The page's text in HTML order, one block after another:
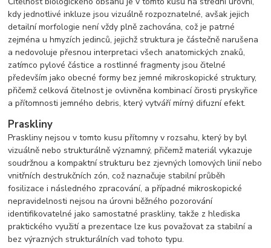
kdy jednotlivé inkluze jsou vizuálně rozpoznatelné, avšak jejich
detailní morfologie není vždy plně zachována, což je patrné
zejména u hmyzích jedinců, jejichž struktura je částečně narušena
a nedovoluje přesnou interpretaci všech anatomických znaků,
zatímco pylové částice a rostlinné fragmenty jsou čitelné
především jako obecné formy bez jemné mikroskopické struktury,
přičemž celková čitelnost je ovlivněna kombinací čirosti pryskyřice
a přítomnosti jemného debris, který vytváří mírný difuzní efekt.
Praskliny
Praskliny nejsou v tomto kusu přítomny v rozsahu, který by byl
vizuálně nebo strukturálně významný, přičemž materiál vykazuje
soudržnou a kompaktní strukturu bez zjevných lomových linií nebo
vnitřních destrukčních zón, což naznačuje stabilní průběh
fosilizace i následného zpracování, a případné mikroskopické
nepravidelnosti nejsou na úrovni běžného pozorování
identifikovatelné jako samostatné praskliny, takže z hlediska
praktického využití a prezentace lze kus považovat za stabilní a
bez výrazných strukturálních vad tohoto typu.